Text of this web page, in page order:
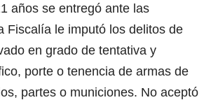
años se entregó ante las
Fiscalía le imputó los delitos de
en grado de tentativa y
porte o tenencia de armas de
partes o municiones. No aceptó